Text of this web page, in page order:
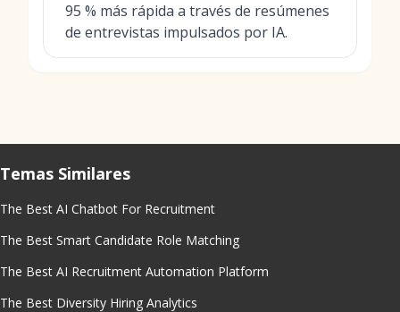
95 % más rápida a través de resúmenes
de entrevistas impulsados por IA.
Temas Similares
The Best AI Chatbot For Recruitment
The Best Smart Candidate Role Matching
The Best AI Recruitment Automation Platform
The Best Diversity Hiring Analytics